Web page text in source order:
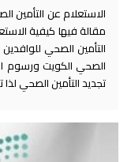
الاستعلام عن التأمين
مقالة فيها كيفية
التأمين الصحي
الصحي الكويت ورسوم
تجديد التأمين الصحي لذا